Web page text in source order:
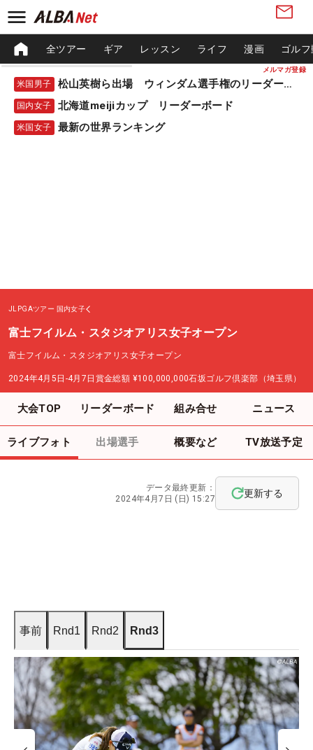
メルマガ登録
全ツアー ギア レッスン ライフ 漫画 ゴル
米国男子 松山英樹ら出場 ウィンダム選手権のリーダーボード
国内女子 北海道meijiカップ リーダーボード
米国女子 最新の世界ランキング
JLPGAツアー 国内女子
富士フイルム・スタジオアリス女子オープン
富士フイルム・スタジオアリス女子オープン
2024年4月5日-4月7日 賞金総額 ¥100,000,000石坂ゴルフ倶楽部（埼玉県）
大会TOP リーダーボード 組み合せ ニュース
ライブフォト 出場選手 概要など TV放送予定
データ最終更新：
2024年4月7日 (日) 15:27
更新する
事前 Rnd1 Rnd2 Rnd3